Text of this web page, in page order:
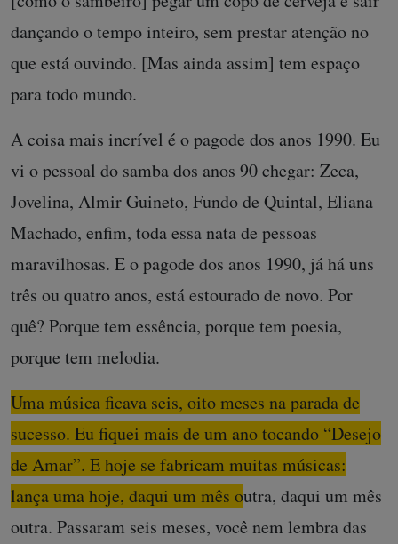
dançando o tempo inteiro, sem prestar atenção no
que está ouvindo. [Mas ainda assim] tem espaço
para todo mundo.
A coisa mais incrível é o pagode dos anos 1990. Eu
vi o pessoal do samba dos anos 90 chegar: Zeca,
Jovelina, Almir Guineto, Fundo de Quintal, Eliana
Machado, enfim, toda essa nata de pessoas
maravilhosas. E o pagode dos anos 1990, já há uns
três ou quatro anos, está estourado de novo. Por
quê? Porque tem essência, porque tem poesia,
porque tem melodia.
Uma música ficava seis, oito meses na parada de
sucesso. Eu fiquei mais de um ano tocando “Desejo
de Amar”. E hoje se fabricam muitas músicas:
lança uma hoje, daqui um mês outra, daqui um mês
outra. Passaram seis meses, você nem lembra das